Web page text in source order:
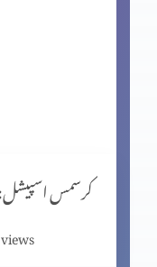
زندگی ایک پیغام ہے
views